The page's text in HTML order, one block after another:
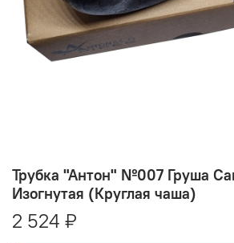
Трубка "Антон" №007 Груша
Изогнутая (Круглая чаша)
2 524 ₽